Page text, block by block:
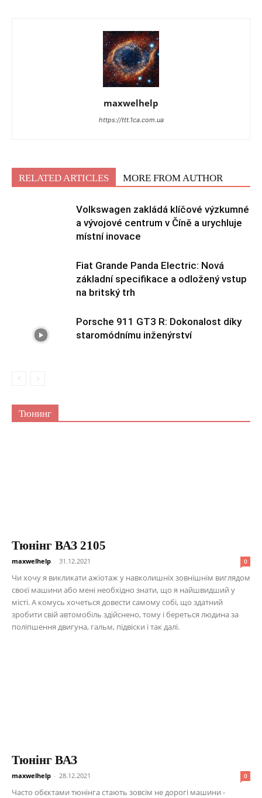
maxwelhelp
https://ttt.1ca.com.ua
RELATED ARTICLES MORE FROM AUTHOR
Volkswagen zakládá klíčové výzkumné
a vývojové centrum v Číně a urychluje
místní inovace
Fiat Grande Panda Electric: Nová
základní specifikace a odložený vstup
na britský trh
Porsche 911 GT3 R: Dokonalost díky
staromódnímu inženýrství
Тюнинг
Тюнінг ВАЗ 2105
maxwelhelp - 31.12.2021 0
Чи хочу я викликати ажіотаж у навколишніх зовнішнім виглядом
своєї машини або мені необхідно знати, що я найшвидший у
місті. А комусь хочеться довести самому собі, що здатний
зробити свій автомобіль здійснено, тому і береться людина за
поліпшення двигуна, гальм, підвіски і так далі.
Тюнінг ВАЗ
maxwelhelp - 28.12.2021 0
Часто обєктами тюнінга стають зовсім не дорогі машини -